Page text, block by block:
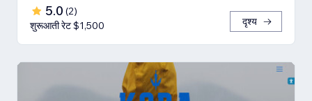
5.0 (2)
शुरूआती रेट $1,500
दृश्य